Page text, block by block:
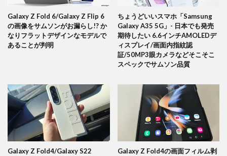
Galaxy Z Fold 6/Galaxy Z Flip 6
の画像をサムソンがお漏らし!? か
なりフラットデザインなモデルで
あることが判明
ちょうどいいスマホ「Samsung
Galaxy A35 5G」- 日本でも発売
期待したい 6.6インチAMOLEDデ
ィスプレイ/画面内指紋認
証/50MP3眼カメラなどそこそこ
スペックでサムソン品質
Galaxy Z Fold4/Galaxy S22
Galaxy Z Fold4の画面フィルム剥